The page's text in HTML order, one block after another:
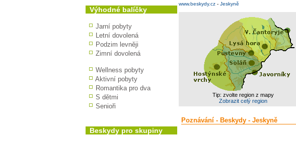
Výhodné balíčky
Jarní pobyty
Letní dovolená
Podzim levněji
Zimní dovolená
Wellness pobyty
Aktivní pobyty
Romantika pro dva
S dětmi
Senioři
Beskydy pro skupiny
www.beskydy.cz- Jeskyně
Tip: zvolte region z mapy
Zobrazit celý region
Poznávání - Beskydy - Jeskyně